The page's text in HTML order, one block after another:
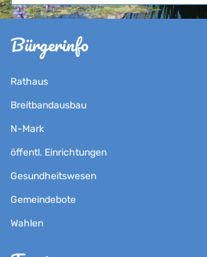
Bürgerinfo
Rathaus
Breitbandausbau
N-Mark
öffentl. Einrichtungen
Gesundheitswesen
Gemeindebote
Wahlen